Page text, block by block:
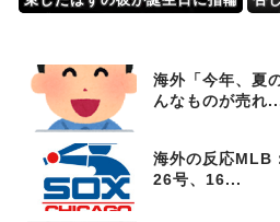
ぱり！金目当てなんでしょ？」
と決めつけられ…海外「今年、夏
んなものが売れ
海外の反応MLB
26号、16...